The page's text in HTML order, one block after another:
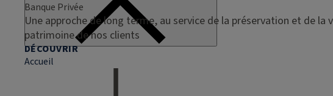
Banque Privée
Une approche de long terme, au service de la préservation et de la
patrimoine de nos clients
DÉCOUVRIR
Accueil